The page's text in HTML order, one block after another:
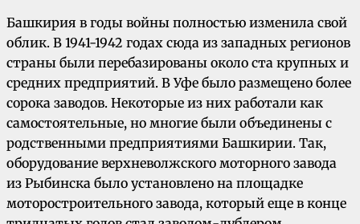
Башкирия в годы войны полностью изменила свой
облик. В 1941-1942 годах сюда из западных регионов
страны были перебазированы около ста крупных и
средних предприятий. В Уфе было размещено более
сорока заводов. Некоторые из них работали как
самостоятельные, но многие были объединены с
родственными предприятиями Башкирии. Так,
оборудование верхневолжского моторного завода
из Рыбинска было установлено на площадке
моторостроительного завода, который еще в конце